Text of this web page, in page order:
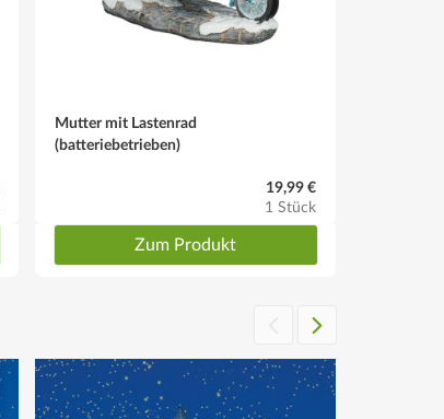
Mutter mit Lastenrad
(batteriebetrieben)
19,99 €
1 Stück
Zum Produkt